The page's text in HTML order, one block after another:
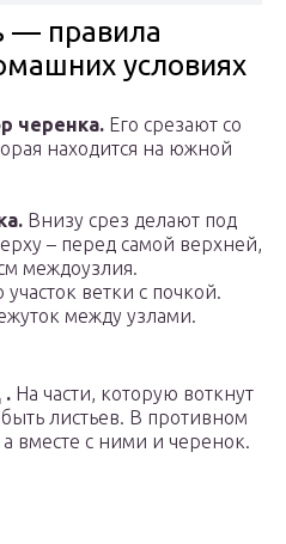
— правила
условиях
черенка. Его срезают со
находится на южной
Внизу срез делают под
– перед самой верхней,
междоузлия.
участок ветки с почкой.
между узлами.
. На части, которую воткнут
листьев. В противном
вместе с ними и черенок.